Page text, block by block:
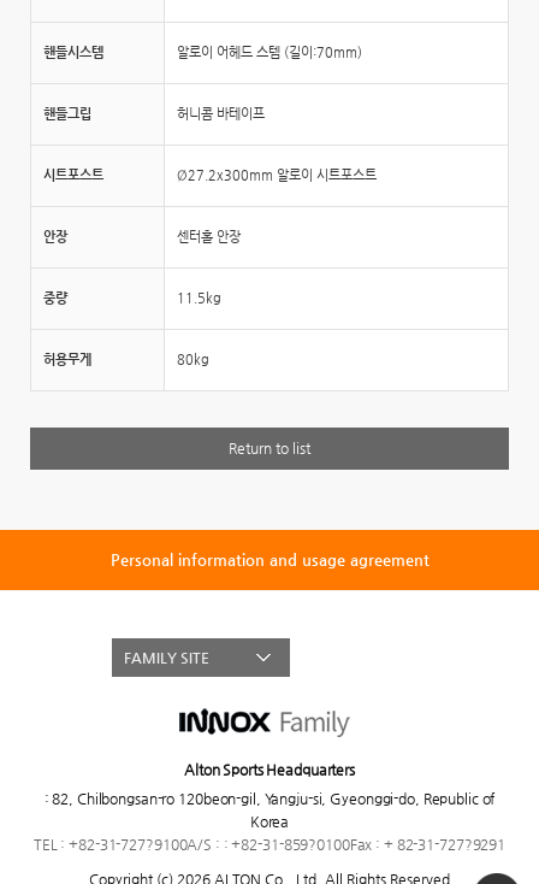
핸들시스템 알로이 어헤드 스템 (길이:70mm)
핸들그립 허니콤 바테이프
시트포스트 Ø27.2x300mm 알로이 시트포스트
안장 센터홀 안장
중량 11.5kg
허용무게 80kg
Return to list
Personal information and usage agreement
Alton Sports Headquarters
: 82, Chilbongsan-ro 120beon-gil, Yangju-si, Gyeonggi-do, Republic of
Korea
TEL : +82-31-727?9100A/S : : +82-31-859?0100Fax : + 82-31-727?9291
Copyright (c) 2026 ALTON Co., Ltd, All Rights Reserved
FAMILY SITE